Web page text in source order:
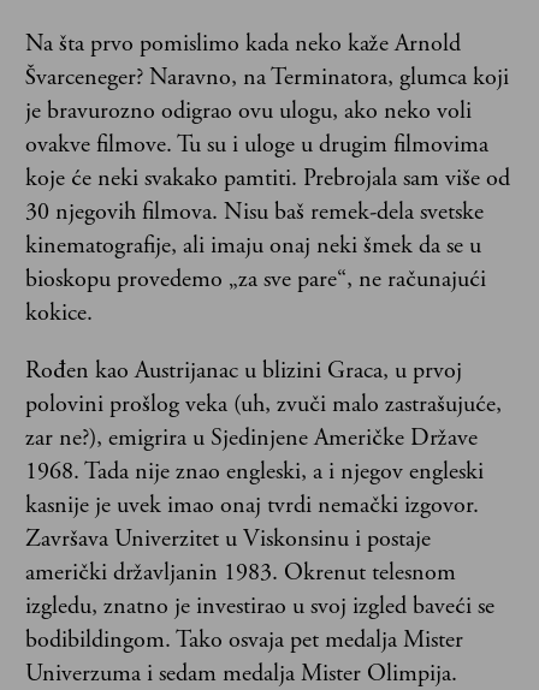
Na šta prvo pomislimo kada neko kaže Arnold
Švarceneger? Naravno, na Terminatora, glumca koji
je bravurozno odigrao ovu ulogu, ako neko voli
ovakve filmove. Tu su i uloge u drugim filmovima
koje će neki svakako pamtiti. Prebrojala sam više od
30 njegovih filmova. Nisu baš remek-dela svetske
kinematografije, ali imaju onaj neki šmek da se u
bioskopu provedemo „za sve pare“, ne računajući
kokice.
Rođen kao Austrijanac u blizini Graca, u prvoj
polovini prošlog veka (uh, zvuči malo zastrašujuće,
zar ne?), emigrira u Sjedinjene Američke Države
1968. Tada nije znao engleski, a i njegov engleski
kasnije je uvek imao onaj tvrdi nemački izgovor.
Završava Univerzitet u Viskonsinu i postaje
američki državljanin 1983. Okrenut telesnom
izgledu, znatno je investirao u svoj izgled baveći se
bodibildingom. Tako osvaja pet medalja Mister
Univerzuma i sedam medalja Mister Olimpija.